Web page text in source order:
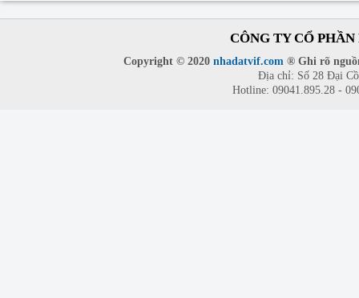
CÔNG TY CỔ
Copyright © 2020 nhadatvif.com ® Ghi rõ
Địa chỉ: Số 28 Đại
Hotline: 09041.895.28 -